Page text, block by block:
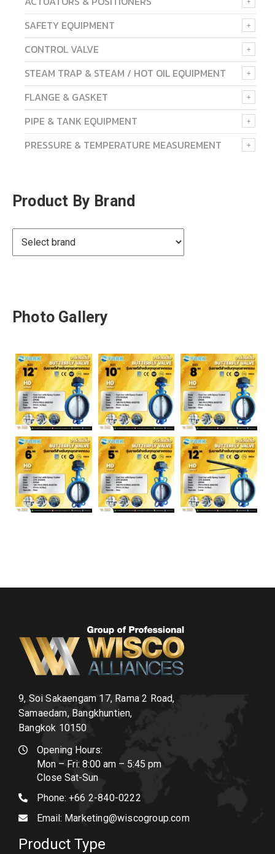
SAFETY EQUIPMENT
CONTROL VALVE
STEAM TRAP & STEAM / HOT OIL EQUIPMENT
FLANGE & GASKET
PIPE & TANK EQUIPMENT
PRESSURE & TEMPERATURE MEASUREMENT
Product By Brand
Photo Gallery
9, Soi Sakaengam 17, Rama 2 Road,
Samaedam, Bangkhuntien,
Bangkok 10150
Opening Hours:
Mon – Fri: 8:00 am – 5:45 pm
Close Sat-Sun
Phone: +66 2-840-0222
Email: Marketing@wiscogroup.com
Product Type